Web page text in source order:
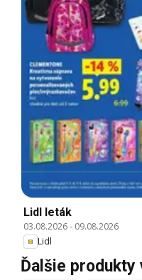
Lidl leták
03.08.2026- 09.08.2026
Lidl
Ďalšie produkty